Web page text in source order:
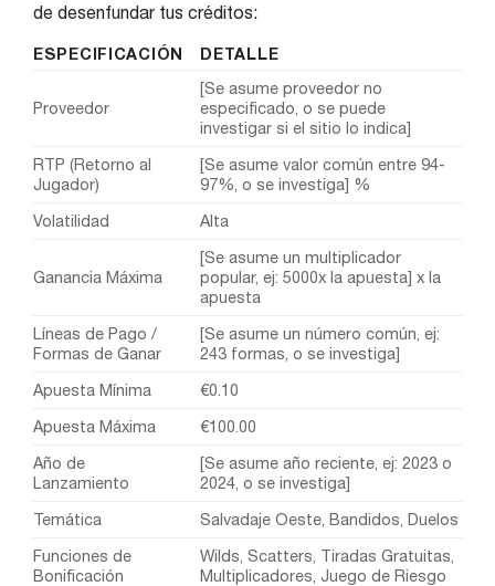
de desenfundar tus créditos:
ESPECIFICACIÓN DETALLE
Proveedor
[Se asume proveedor no
especificado, o se puede
investigar si el sitio lo indica]
RTP (Retorno al
Jugador)
[Se asume valor común entre 94-
97%, o se investiga] %
Volatilidad
Alta
Ganancia Máxima
[Se asume un multiplicador
popular, ej: 5000x la apuesta] x la
apuesta
Líneas de Pago /
Formas de Ganar
[Se asume un número común, ej:
243 formas, o se investiga]
Apuesta Mínima
€0.10
Apuesta Máxima
€100.00
Año de
Lanzamiento
[Se asume año reciente, ej: 2023 o
2024, o se investiga]
Temática
Salvadaje Oeste, Bandidos, Duelos
Funciones de
Bonificación
Wilds, Scatters, Tiradas Gratuitas,
Multiplicadores, Juego de Riesgo